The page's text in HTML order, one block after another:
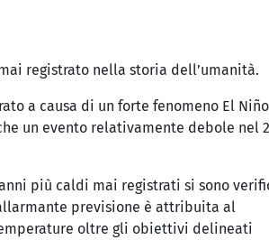
registrato nella storia dell’umanità.
a causa di un forte fenomeno El
un evento relativamente debole nel
più caldi mai registrati si sono
previsione è attribuita al
oltre gli obiettivi delineati